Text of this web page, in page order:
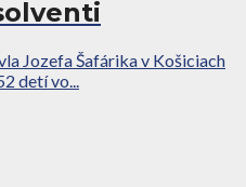
Jozefa Šafárika v Košiciach
detí vo...